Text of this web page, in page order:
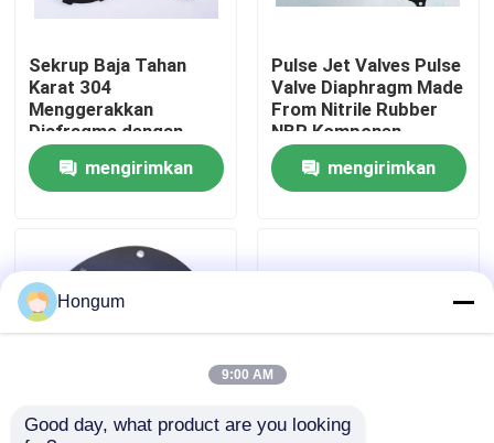
Tur Pabrik
Kontrol Kualitas
Berita
Minta Kutipan
Segel Diafragma Karet
Diafragma Karet Katup
Sekrup Baja Tahan
Karat 304
Menggerakkan
Diafragma dengan
Rentang Suhu Negatif
20 hingga 150 Derajat
Celcius untuk Industri
mengirimkan
Pulse Jet Valves Pulse
Valve Diaphragm Made
From Nitrile Rubber
NBR Komponen
Tekanan Nomor 0,2
hingga 0,8 MPa
mengirimkan
Hongum
9:00 AM
Good day, what product are you looking